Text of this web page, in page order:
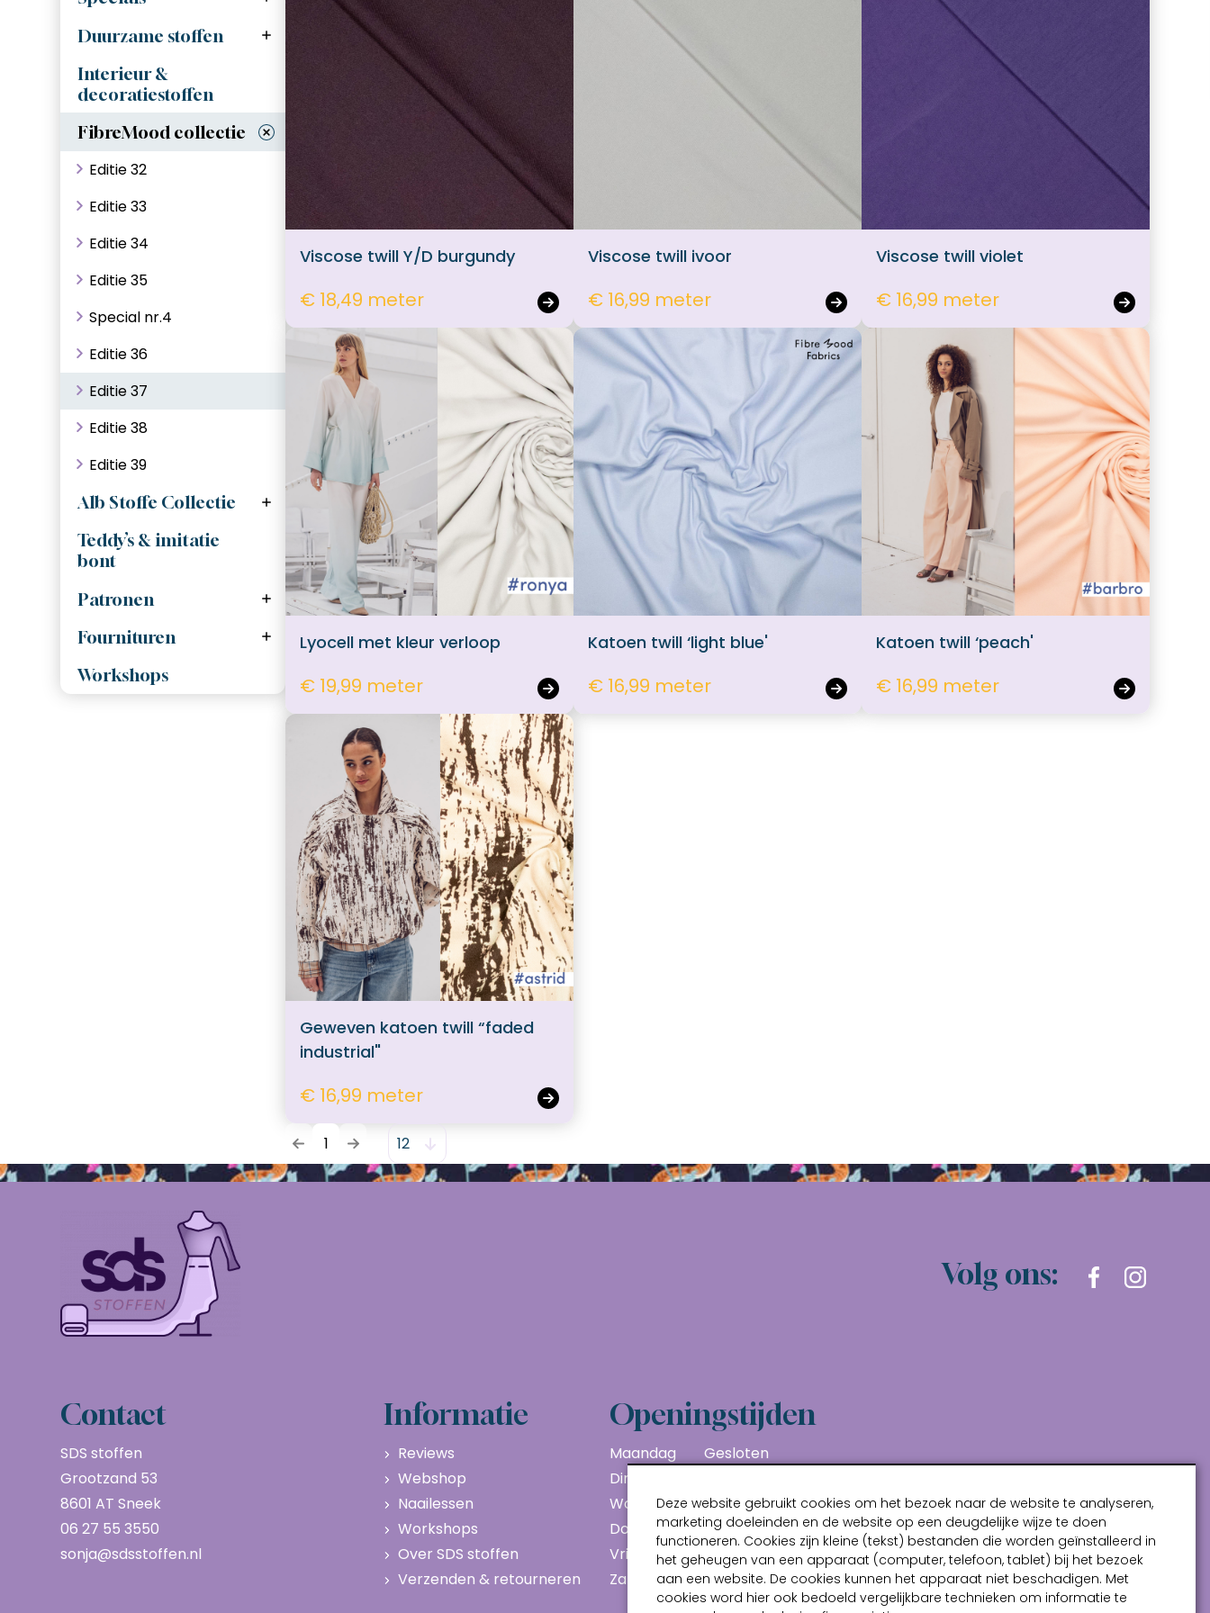
Feestelijke stoffen
(glans en glitter)
Outdoorstoffen
Gewatteerde / quilted
stoffen
Duurzame stoffen
Gerecyclede stoffen
Bamboe stoffen
Interieur &
decoratiestoffen
FibreMood collectie
Editie 32
Editie 33
Editie 34
Editie 35
Special nr.4
Editie 36
Editie 37
Editie 38
Editie 39
Alb Stoffe Collectie
Teddy’s & imitatie
bont
Patronen
FibreMood
Bel'etiole
Atelier Jupe
Tassen en accesoires
Fournituren
Naaimachine naalden
Ritsen, deelbaar
Ritsen, niet deelbaar
Elastiek
Workshops
Viscose twill Y/D burgundy
€ 18,49 meter
Viscose twill ivoor
€ 16,99 meter
Viscose twill violet
€ 16,99 meter
Lyocell met kleur verloop
€ 19,99 meter
Katoen twill ‘light blue'
€ 16,99 meter
Katoen twill ‘peach'
€ 16,99 meter
Geweven katoen twill “faded
industrial"
€ 16,99 meter
1
Volg ons:
Contact
SDS stoffen
Grootzand 53
8601 AT Sneek
06 27 55 3550
sonja@sdsstoffen.nl
Informatie
Reviews
Webshop
Naailessen
Workshops
Over SDS stoffen
Verzenden & retourneren
Openingstijden
Maandag
Gesloten
Dinsdag
Woensdag
10:00 - 17:00
Donderdag
10:00 - 17:00
Vrijdag
10:00 - 17:00
Zaterdag
10:00 - 17:00
Deze website gebruikt cookies om het bezoek naar de website te analyseren,
marketing doeleinden en de website op een deugdelijke wijze te doen
functioneren. Cookies zijn kleine (tekst) bestanden die worden geïnstalleerd in
het geheugen van een apparaat (computer, telefoon, tablet) bij het bezoek
aan een website. De cookies kunnen het apparaat niet beschadigen. Met
cookies word hier ook bedoeld vergelijkbare technieken om informatie te